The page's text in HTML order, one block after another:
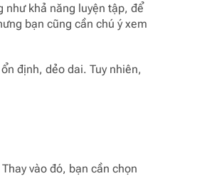
như khả năng luyện tập, để
bạn cũng cần chú ý xem
định, dẻo dai. Tuy nhiên,
vào đó, bạn cần chọn